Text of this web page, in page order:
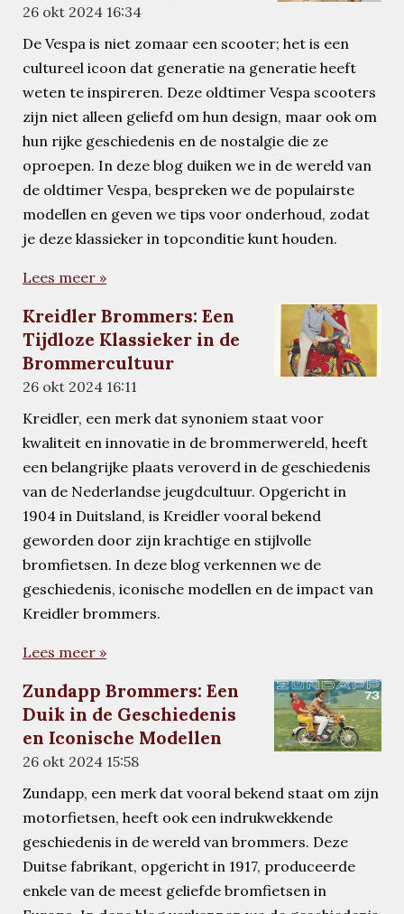
26 okt 2024 16:34
De Vespa is niet zomaar een scooter; het is een
cultureel icoon dat generatie na generatie heeft
weten te inspireren. Deze oldtimer Vespa scooters
zijn niet alleen geliefd om hun design, maar ook om
hun rijke geschiedenis en de nostalgie die ze
oproepen. In deze blog duiken we in de wereld van
de oldtimer Vespa, bespreken we de populairste
modellen en geven we tips voor onderhoud, zodat
je deze klassieker in topconditie kunt houden.
Lees meer »
Kreidler Brommers: Een
Tijdloze Klassieker in de
Brommercultuur
26 okt 2024 16:11
Kreidler, een merk dat synoniem staat voor
kwaliteit en innovatie in de brommerwereld, heeft
een belangrijke plaats veroverd in de geschiedenis
van de Nederlandse jeugdcultuur. Opgericht in
1904 in Duitsland, is Kreidler vooral bekend
geworden door zijn krachtige en stijlvolle
bromfietsen. In deze blog verkennen we de
geschiedenis, iconische modellen en de impact van
Kreidler brommers.
Lees meer »
Zundapp Brommers: Een
Duik in de Geschiedenis
en Iconische Modellen
26 okt 2024 15:58
Zundapp, een merk dat vooral bekend staat om zijn
motorfietsen, heeft ook een indrukwekkende
geschiedenis in de wereld van brommers. Deze
Duitse fabrikant, opgericht in 1917, produceerde
enkele van de meest geliefde bromfietsen in